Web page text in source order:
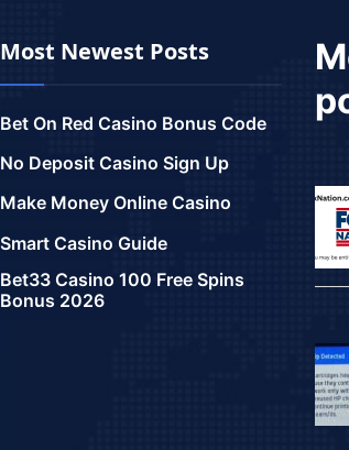
Most Newest Posts
Bet On Red Casino Bonus Code
No Deposit Casino Sign Up
Make Money Online Casino
Smart Casino Guide
Bet33 Casino 100 Free Spins
Bonus 2026